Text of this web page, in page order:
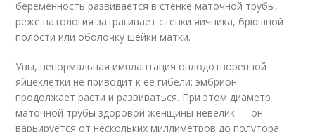
беременность развивается в стенке маточной трубы,
реже патология затрагивает стенки яичника, брюшной
полости или оболочку шейки матки.
Увы, ненормальная имплантация оплодотворенной
яйцеклетки не приводит к ее гибели: эмбрион
продолжает расти и развиваться. При этом диаметр
маточной трубы здоровой женщины невелик — он
варьируется от нескольких миллиметров до полутора